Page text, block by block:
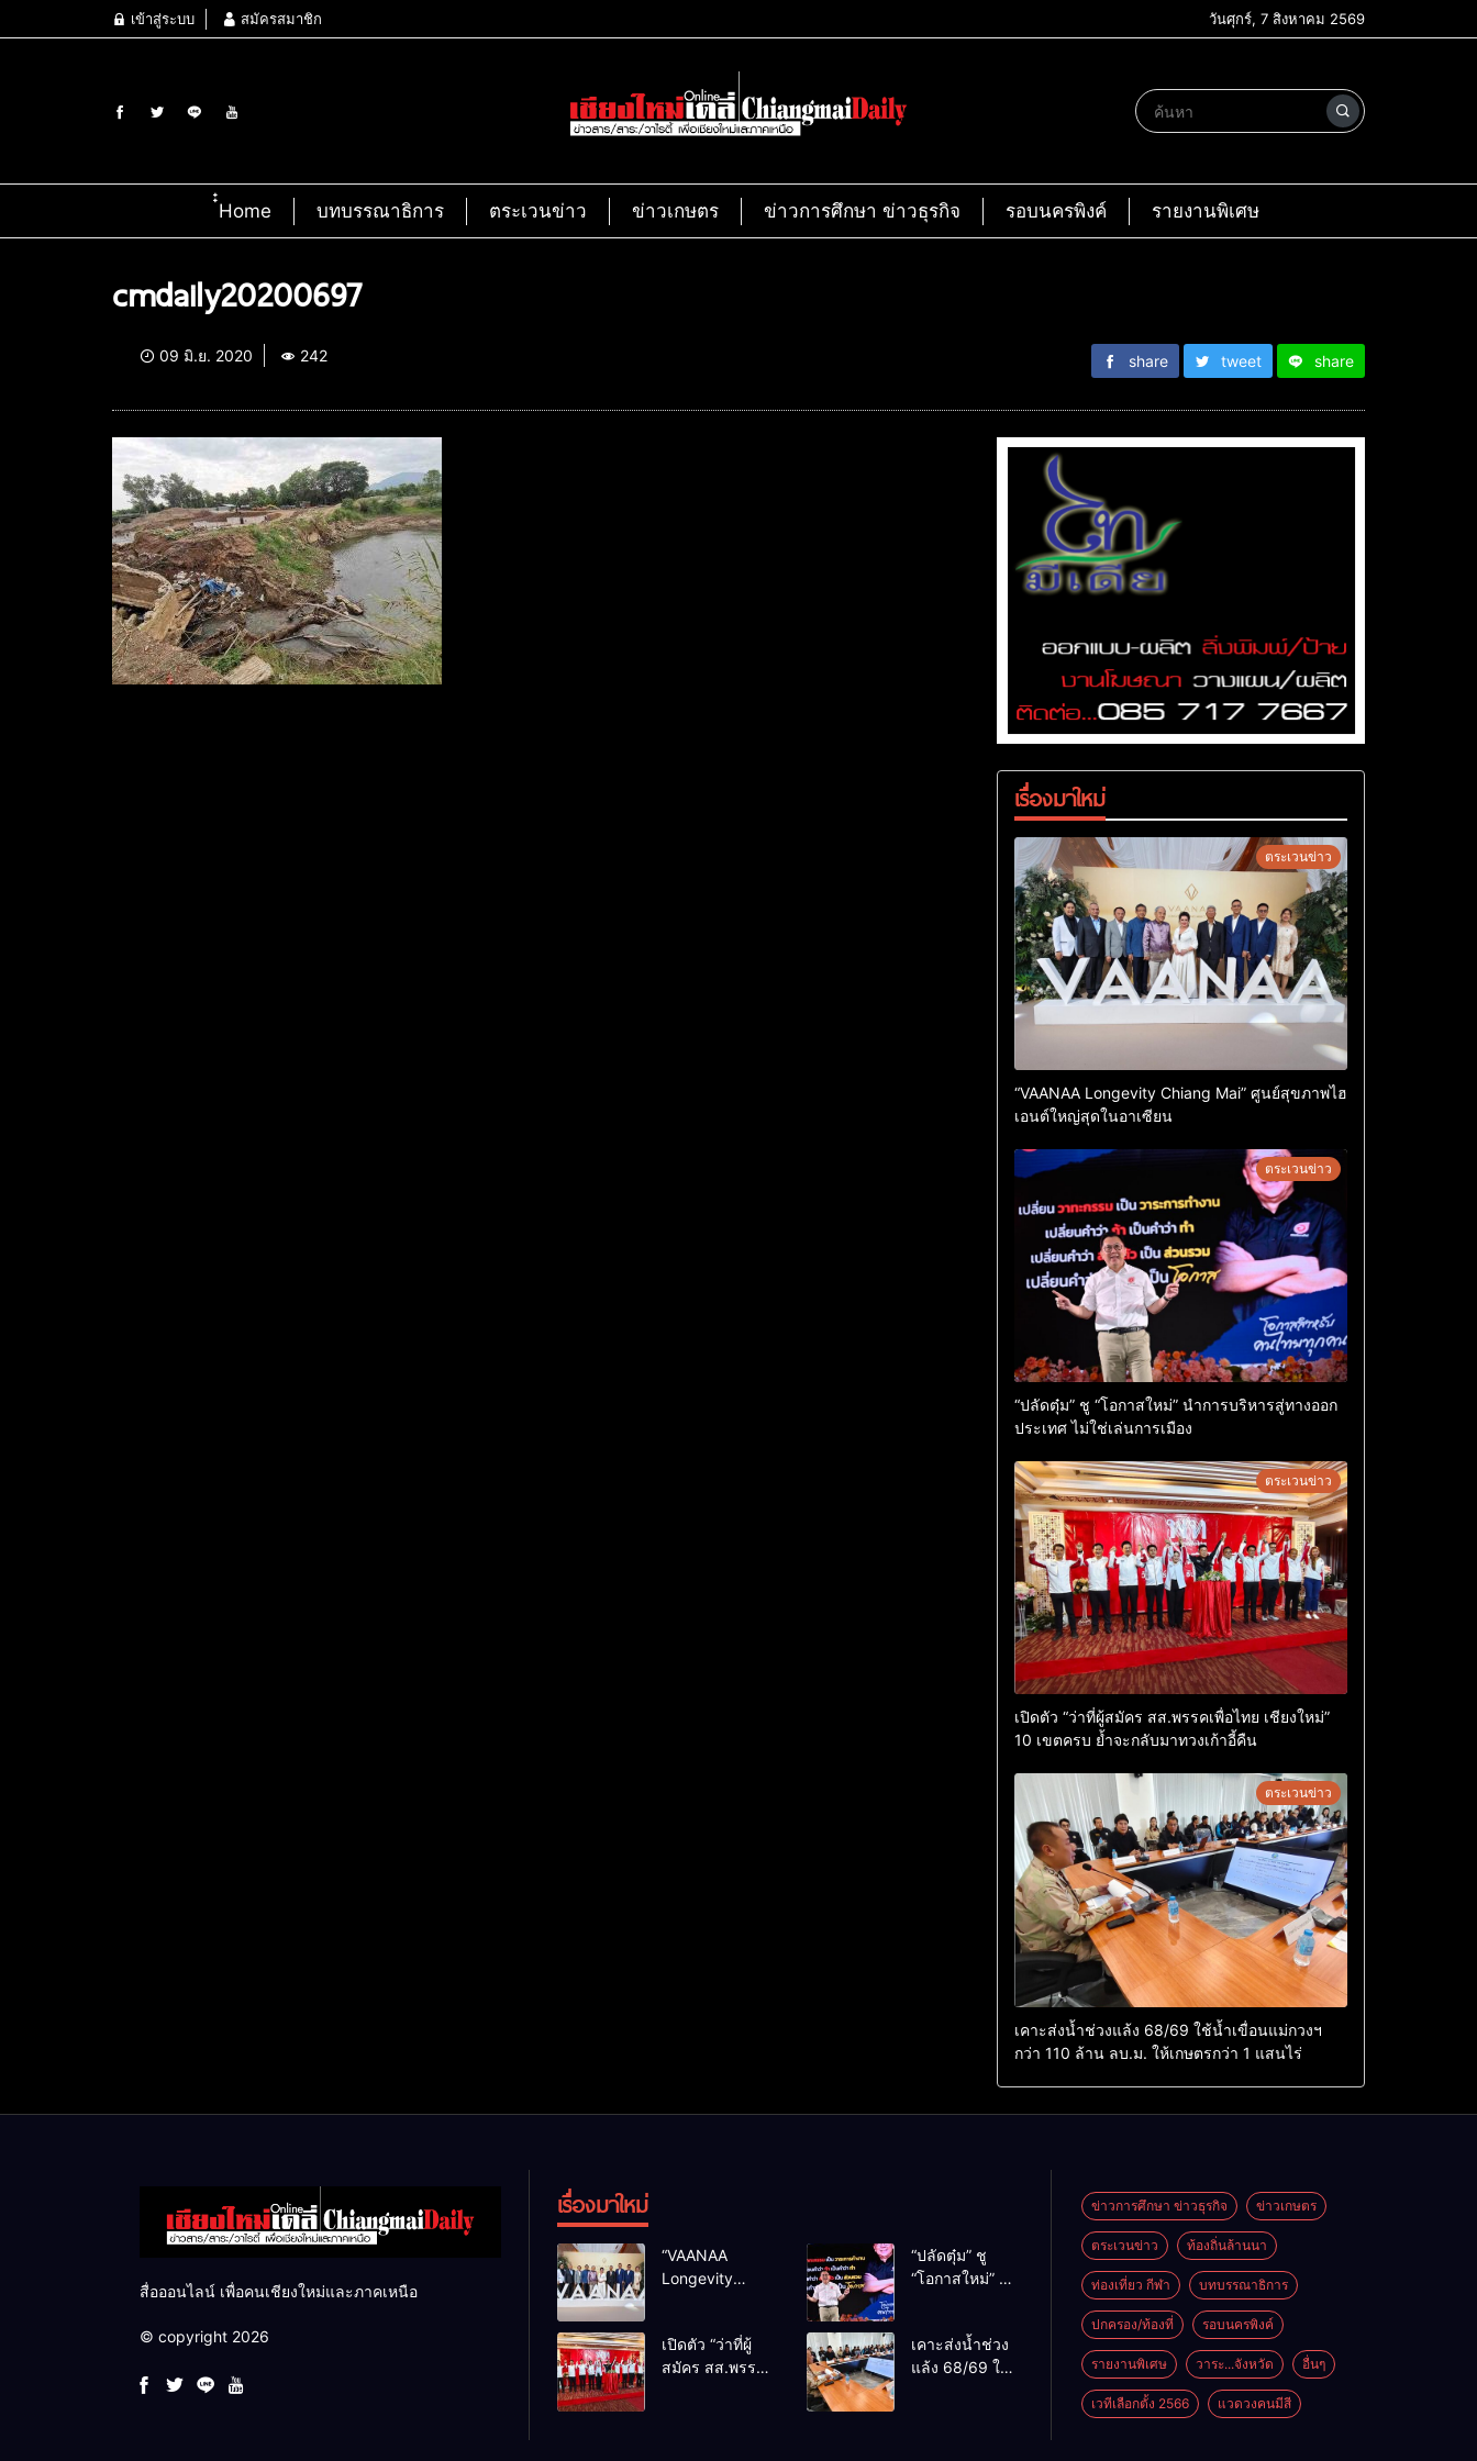
เข้าสู่ระบบ สมัครสมาชิก วันศุกร์, 7 สิงหาคม 2569
๋๋Home บทบรรณาธิการ ตระเวนข่าว ข่าวเกษตร ข่าวการศึกษา ข่าวธุรกิจ รอบนครพิงค์ รายงานพิเศษ
cmdaily20200697
09 มิ.ย. 2020 242 share tweet share
เรื่องมาใหม่
ตระเวนข่าว
“VAANAA Longevity Chiang Mai” ศูนย์สุขภาพไฮ
เอนต์ใหญ่สุดในอาเซียน
ตระเวนข่าว
“ปลัดตุ๋ม” ชู “โอกาสใหม่” นำการบริหารสู่ทางออก
ประเทศ ไม่ใช่เล่นการเมือง
ตระเวนข่าว
เปิดตัว “ว่าที่ผู้สมัคร สส.พรรคเพื่อไทย เชียงใหม่”
10 เขตครบ ย้ำจะกลับมาทวงเก้าอี้คืน
ตระเวนข่าว
เคาะส่งน้ำช่วงแล้ง 68/69 ใช้น้ำเขื่อนแม่กวงฯ
กว่า 110 ล้าน ลบ.ม. ให้เกษตรกว่า 1 แสนไร่
สื่อออนไลน์ เพื่อคนเชียงใหม่และภาคเหนือ
© copyright 2026
เรื่องมาใหม่
“VAANAA
Longevity
เอนต์ใหญ่สุดใน
อาเซียน
“ปลัดตุ๋ม” ชู
“โอกาสใหม่” นำ
ไม่ใช่เล่น
การเมือง
เปิดตัว “ว่าที่ผู้
สมัคร สส.พรรค
เคาะส่งน้ำช่วง
แล้ง 68/69 ใช้
ข่าวการศึกษา ข่าวธุรกิจ ข่าวเกษตร
ตระเวนข่าว ท้องถิ่นล้านนา
ท่องเที่ยว กีฬา บทบรรณาธิการ
ปกครอง/ท้องที่ รอบนครพิงค์
รายงานพิเศษ วาระ...จังหวัด อื่นๆ
เวทีเลือกตั้ง 2566 แวดวงคนมีสี